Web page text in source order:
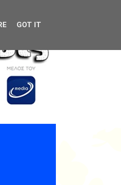
GOT IT